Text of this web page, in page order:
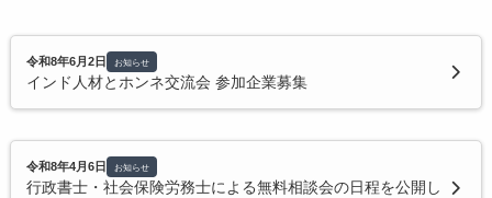
外国人材の定着を支える「公平な制度」と「個別配
慮」－茨城県内IT企業の取組事例
言葉より動画で安全を伝える｜精密板金加工会社の
外国人材受入事例
各種お問い合わせ
令和8年6月2日 お知らせ
インド人材とホンネ交流会 参加企業募集
令和8年4月6日 お知らせ
行政書士・社会保険労務士による無料相談会の日程を公開し